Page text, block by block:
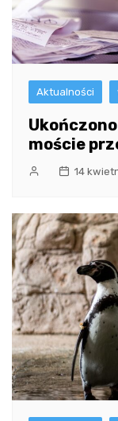
Aktualności
moście
14